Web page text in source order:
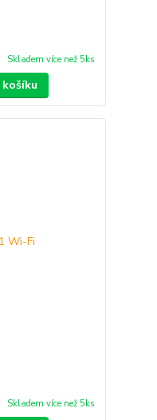
Skladem více než 5ks
Skladem více než 5ks